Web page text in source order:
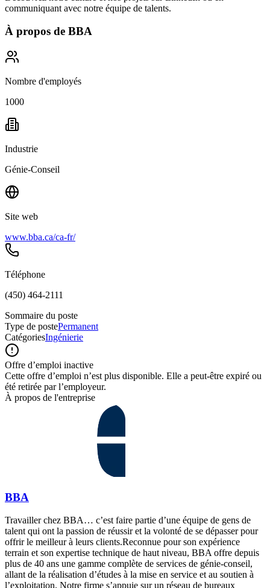
communiquant avec notre équipe de talents.
À propos de BBA
Nombre d'employés
1000
Industrie
Génie-Conseil
Site web
www.bba.ca/ca-fr/
Téléphone
(450) 464-2111
Sommaire du poste
Type de postePermanent
CatégoriesIngénierie
Offre d’emploi inactive
Cette offre d’emploi n’est plus disponible. Elle a peut-être expiré ou
été retirée par l’employeur.
À propos de l'entreprise
BBA
Travailler chez BBA… c’est faire partie d’une équipe de gens de
talent qui ont la passion de réussir et la volonté de se dépasser pour
offrir le meilleur à leurs clients.Reconnue pour son expérience
terrain et son expertise technique de haut niveau, BBA offre depuis
plus de 40 ans une gamme complète de services de génie-conseil,
allant de la réalisation d’études à la mise en service et au soutien à
l’exploitation. Notre firme s’appuie sur un réseau de bureaux